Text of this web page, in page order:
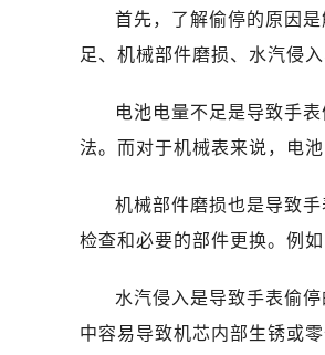
东莞市东城街
苏州市苏州工
合肥市蜀山区
烟台市芝罘区
首先，了解偷停的原因
足、机械部件磨损、水汽侵
电池电量不足是导致手
法。而对于机械表来说，电
机械部件磨损也是导致
检查和必要的部件更换。例
水汽侵入是导致手表偷
中容易导致机芯内部生锈或